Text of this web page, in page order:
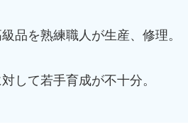
品を熟練職人が生産、修理。
して若手育成が不十分。